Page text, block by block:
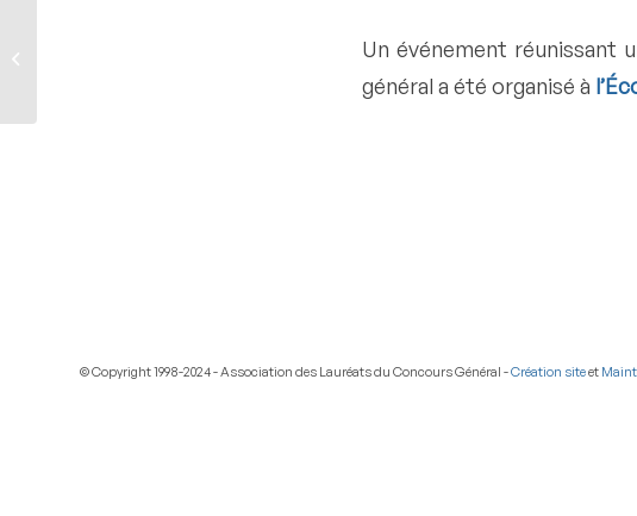
Un événement réunissant
général a été organisé à
© Copyright 1998-2024 - Association des Lauréats du Concours Général -Création siteet